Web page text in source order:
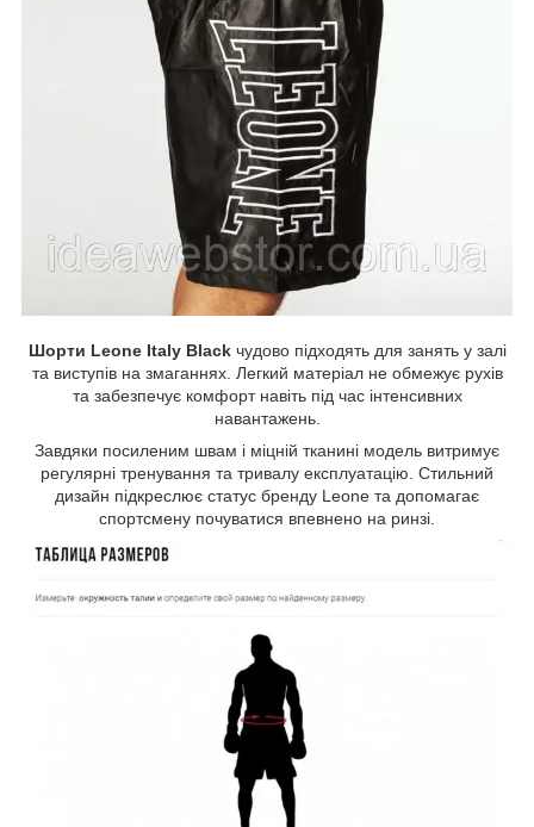
Шорти Leone Italy Blackчудово підходять для занять у залі
та виступів на змаганнях. Легкий матеріал не обмежує рухів
та забезпечує комфорт навіть під час інтенсивних
навантажень.
Завдяки посиленим швам і міцній тканині модель витримує
регулярні тренування та тривалу експлуатацію. Стильний
дизайн підкреслює статус бренду Leone та допомагає
спортсмену почуватися впевнено на ринзі.